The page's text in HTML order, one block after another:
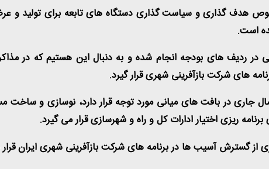
هدف گذاری و سیاست گذاری دستگاه های تابعه برای تولید و
ردیف های بودجه انجام شده و به دنبال این هستیم که در
جاری در بافت های میانی مورد توجه قرار دارد، نوسازی و
گسترش آسیب ها در برنامه های شرکت بازآفرینی شهری ایران قرار